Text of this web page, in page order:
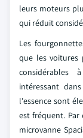
leurs moteurs
qui réduit
Les
que les voitures
considérables
intéressant
l'essence sont
est fréquent. Par
microvanne